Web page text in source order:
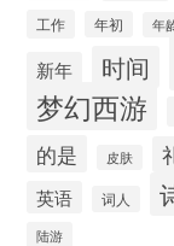
工作 年初 年
新年 时间
梦幻西游
的是 皮肤
英语 词人
陆游